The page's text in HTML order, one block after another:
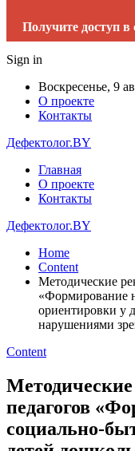
Получите доступ в
Sign in
Воскресенье, 9
О проекте
Контакты
Дефектолог.BY
Главная
О проекте
Контакты
Дефектолог.BY
Home
Content
Методические
«Формирование
ориентировки у
нарушениями
Content
педагогов
социально-